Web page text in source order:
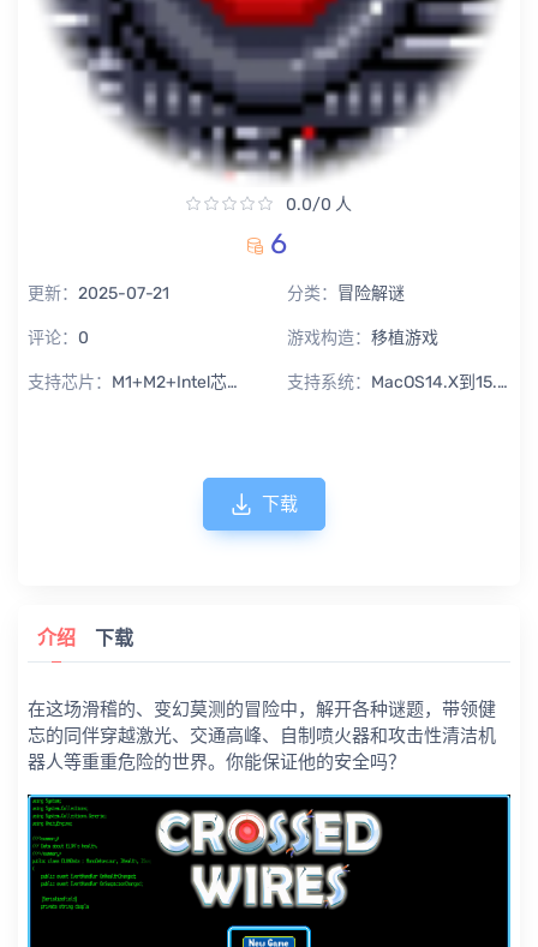
0.0/0 人
6
更新： 2025-07-21 分类： 冒险解谜
评论： 0 游戏构造： 移植游戏
支持芯片： M1+M2+Intel芯片通用 支持系统： MacOS14.X到15.X Sequoia
下载
介绍 下载
在这场滑稽的、变幻莫测的冒险中，解开各种谜题，带领健
忘的同伴穿越激光、交通高峰、自制喷火器和攻击性清洁机
器人等重重危险的世界。你能保证他的安全吗？